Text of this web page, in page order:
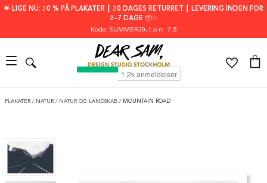
🌟 LIGE NU: 30 % PÅ PLAKATER ┃ 30 DAGES RETURRET ┃ LEVERING INDEN FOR
2–7 DAGE 📦✨
Kode: SUMMER30, t.o.m. 7.8
PLAKATER / NATUR / NATUR OG LANDSKAB / MOUNTAIN ROAD